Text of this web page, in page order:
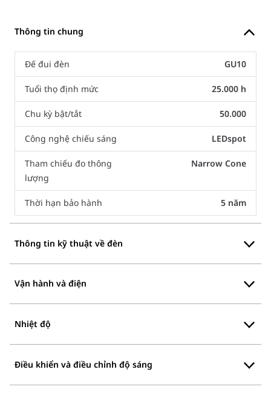
Thông tin chung
Đế đui đèn GU10
Tuổi thọ định mức 25.000 h
Chu kỳ bật/tắt 50.000
Công nghệ chiếu sáng LEDspot
Tham chiếu đo thông
lượng
Narrow Cone
Thời hạn bảo hành 5 năm
Thông tin kỹ thuật về đèn
Vận hành và điện
Nhiệt độ
Điều khiển và điều chỉnh độ sáng